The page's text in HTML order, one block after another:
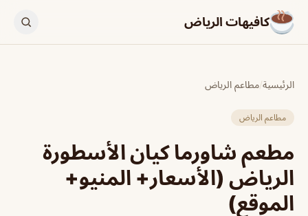
كافيهات الرياض
الرئيسية/مطاعم الرياض
مطاعم الرياض
مطعم شاورما كيان الأسطورة
الرياض (الأسعار+ المنيو+
الموقع)